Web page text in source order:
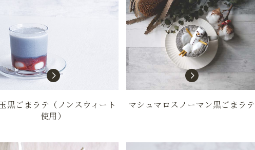
黒ごまラテ（ノンスウィート
使用）
マシュマロスノーマン黒ごまラテ